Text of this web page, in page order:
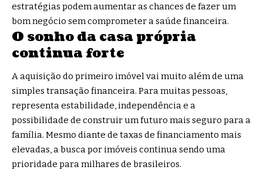
estratégias podem aumentar as chances de fazer um
bom negócio sem comprometer a saúde financeira.
O sonho da casa própria
continua forte
A aquisição do primeiro imóvel vai muito além de uma
simples transação financeira. Para muitas pessoas,
representa estabilidade, independência e a
possibilidade de construir um futuro mais seguro para a
família. Mesmo diante de taxas de financiamento mais
elevadas, a busca por imóveis continua sendo uma
prioridade para milhares de brasileiros.